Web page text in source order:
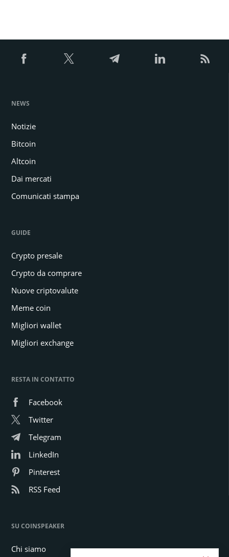
NEWS
Notizie
Bitcoin
Altcoin
Dai mercati
Comunicati stampa
GUIDE
Crypto presale
Crypto da comprare
Nuove criptovalute
Meme coin
Migliori wallet
Migliori exchange
RESTA IN CONTATTO
Facebook
Twitter
Telegram
LinkedIn
Pinterest
RSS Feed
SU COINSPEAKER
Chi siamo